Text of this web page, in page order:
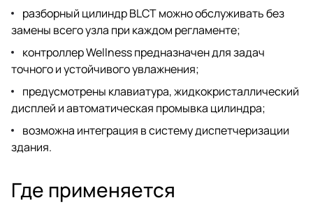
разборный цилиндр BLCT можно обслуживать без
замены всего узла при каждом регламенте;
контроллер Wellness предназначен для задач
точного и устойчивого увлажнения;
предусмотрены клавиатура, жидкокристаллический
дисплей и автоматическая промывка цилиндра;
возможна интеграция в систему диспетчеризации
здания.
Где применяется